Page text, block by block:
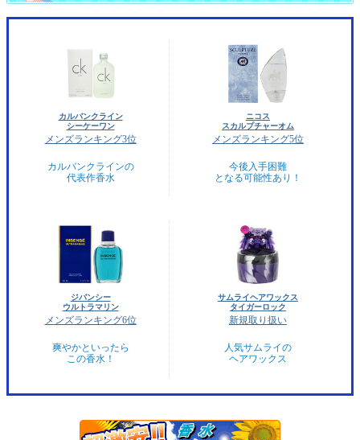
カルバンクライン
シーケーワン
メンズランキング3位
カルバンクラインの
代表作香水
ニコス
スカルプチャーオム
メンズランキング5位
今後入手困難
となる可能性あり！
ジバンシー
ウルトラマリン
メンズランキング6位
爽やかといったら
この香水！
サムライヘアワックス
タイガーロック
新規取り扱い
人気サムライの
ヘアワックス